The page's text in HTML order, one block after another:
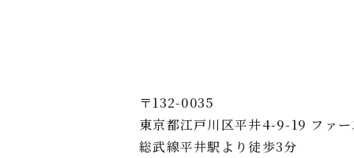
〒132-0035
東京都江戸川区平井4-9-19 ファー
総武線平井駅より徒歩3分